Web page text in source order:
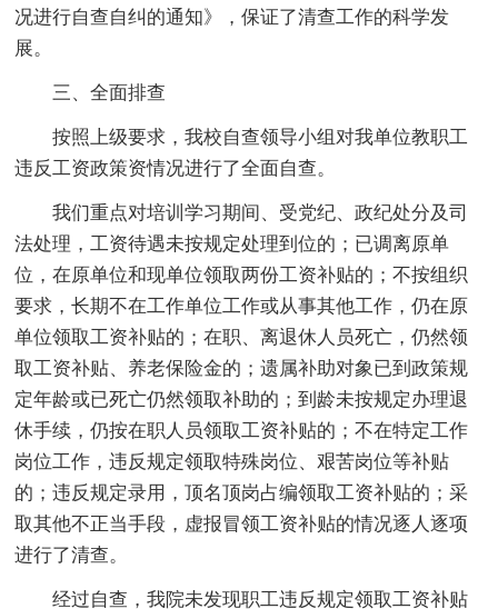
况进行自查自纠的通知》，保证了清查工作的科学发
展。
三、全面排查
按照上级要求，我校自查领导小组对我单位教职工
违反工资政策资情况进行了全面自查。
我们重点对培训学习期间、受党纪、政纪处分及司
法处理，工资待遇未按规定处理到位的；已调离原单
位，在原单位和现单位领取两份工资补贴的；不按组织
要求，长期不在工作单位工作或从事其他工作，仍在原
单位领取工资补贴的；在职、离退休人员死亡，仍然领
取工资补贴、养老保险金的；遗属补助对象已到政策规
定年龄或已死亡仍然领取补助的；到龄未按规定办理退
休手续，仍按在职人员领取工资补贴的；不在特定工作
岗位工作，违反规定领取特殊岗位、艰苦岗位等补贴
的；违反规定录用，顶名顶岗占编领取工资补贴的；采
取其他不正当手段，虚报冒领工资补贴的情况逐人逐项
进行了清查。
经过自查，我院未发现职工违反规定领取工资补贴